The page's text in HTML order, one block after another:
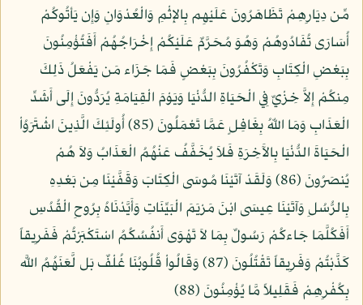
مِّن دِيَارِهِمْ تَظَاهَرُونَ عَلَيْهِم بِالإِثْمِ وَالْعُدْوَانِ وَإِن يَأتُوكُمْ
أُسَارَى تُفَادُوهُمْ وَهُوَ مُحَرَّمٌ عَلَيْكُمْ إِخْرَاجُهُمْ أَفَتُؤْمِنُونَ
بِبَعْضِ الْكِتَابِ وَتَكْفُرُونَ بِبَعْضٍ فَمَا جَزَاء مَن يَفْعَلُ ذَلِكَ
مِنكُمْ إِلاَّ خِزْيٌ فِي الْحَيَاةِ الدُّنْيَا وَيَوْمَ الْقِيَامَةِ يُرَدُّونَ إِلَى أَشَدِّ
الْعَذَابِ وَمَا اللّهُ بِغَافِلٍ عَمَّا تَعْمَلُونَ (85) أُولَئِكَ الَّذِينَ اشْتَرَوُاْ
الْحَيَاةَ الدُّنْيَا بِالآَخِرَةِ فَلاَ يُخَفَّفُ عَنْهُمُ الْعَذَابُ وَلاَ هُمْ
يُنصَرُونَ (86) وَلَقَدْ آتَيْنَا مُوسَى الْكِتَابَ وَقَفَّيْنَا مِن بَعْدِهِ
بِالرُّسُلِ وَآتَيْنَا عِيسَى ابْنَ مَرْيَمَ الْبَيِّنَاتِ وَأَيَّدْنَاهُ بِرُوحِ الْقُدُسِ
أَفَكُلَّمَا جَاءكُمْ رَسُولٌ بِمَا لاَ تَهْوَى أَنفُسُكُمُ اسْتَكْبَرْتُمْ فَفَرِيقاً
كَذَّبْتُمْ وَفَرِيقاً تَقْتُلُونَ (87) وَقَالُواْ قُلُوبُنَا غُلْفٌ بَل لَّعَنَهُمُ اللَّه
بِكُفْرِهِمْ فَقَلِيلاً مَّا يُؤْمِنُونَ (88)